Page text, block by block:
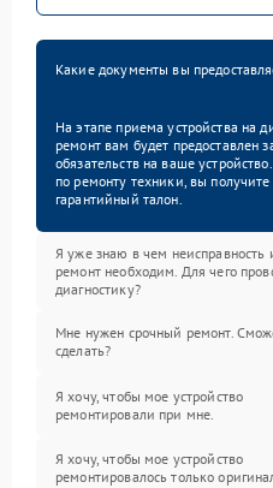
Какие документы вы
На этапе приема устройства на
ремонт вам будет предоставлен
обязательств на ваше
по ремонту техники, вы
гарантийный талон.
Я уже знаю в чем неисправность
ремонт необходим. Для чего
диагностику?
Мне нужен срочный ремонт.
сделать?
Я хочу, чтобы мое устройство
ремонтировали при мне.
Я хочу, чтобы мое устройство
ремонтировалось только